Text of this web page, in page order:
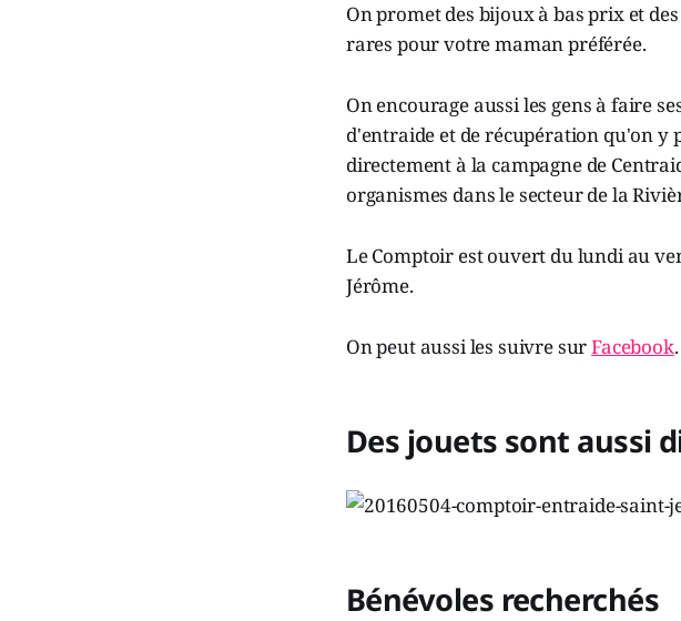
On promet des bijoux à bas prix et
rares pour votre maman préférée.
On encourage aussi les gens à faire
d'entraide et de récupération qu'on y
directement à la campagne de
organismes dans le secteur de la
Le Comptoir est ouvert du lundi au
Jérôme.
On peut aussi les suivre surFacebook.
Des jouets sont aussi
Bénévoles recherchés